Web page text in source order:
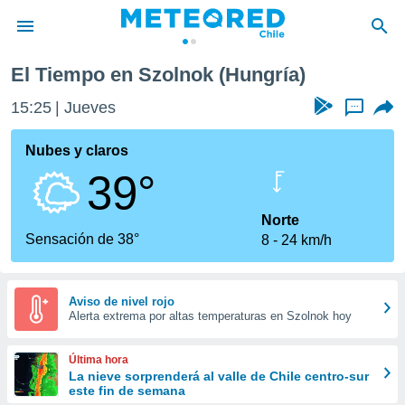
de
por
que se
calidad.
a este
las
y
forma
digital
basada
El Tiempo en Szolnok (Hungría)
15:25 Jueves ...
Nubes y claros
39°
Sensación de 38°
Norte
8
24 km/h
Aviso de nivel rojo
Alerta extrema por altas temperaturas en Szolnok hoy
Última hora
La nieve sorprenderá al valle de Chile centro-sur
este fin de semana